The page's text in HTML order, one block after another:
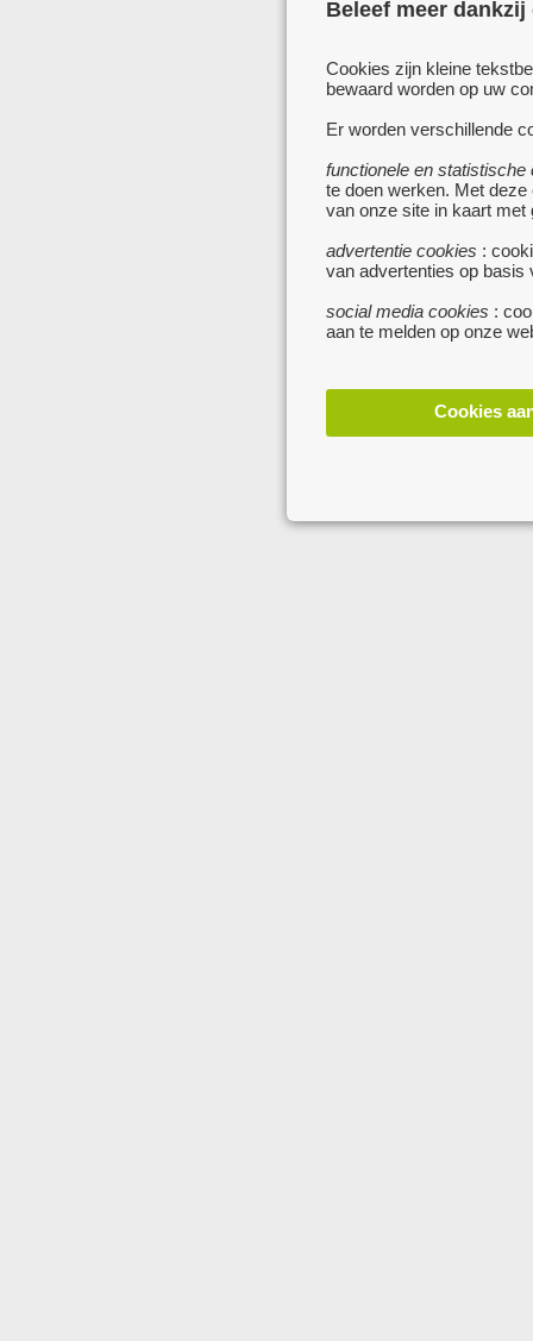
Beleef meer
Cookies zijn kleine
bewaard worden op uw
Er worden verschillende
functionele en statistische
te doen werken. Met
van onze site in kaart met
advertentie cookies :
van advertenties op basis
social media cookies :
aan te melden op onze
Cookies